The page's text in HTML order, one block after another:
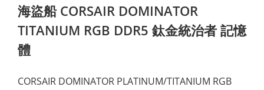
海盜船 CORSAIR DOMINATOR
TITANIUM RGB DDR5 鈦金統治者 記憶
體
CORSAIR DOMINATOR PLATINUM/TITANIUM RGB